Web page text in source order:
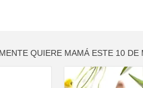
QUIERE MAMÁ ESTE 10 DE